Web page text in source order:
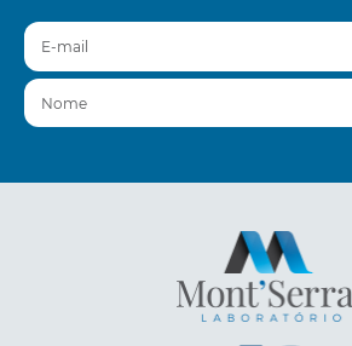
E-mail
Nome